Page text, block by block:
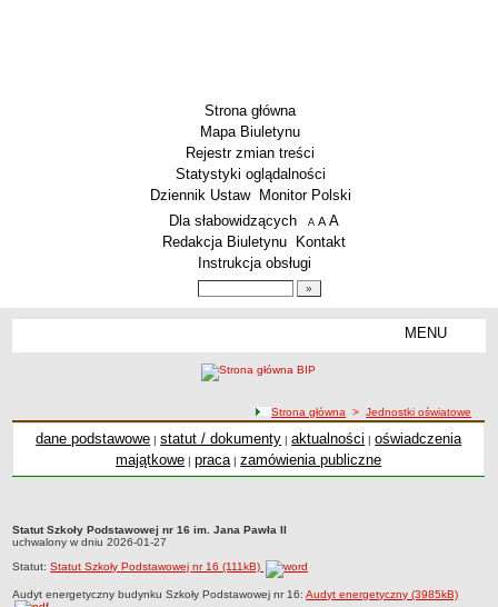
Strona główna
Mapa Biuletynu
Rejestr zmian treści
Statystyki oglądalności
Dziennik Ustaw
Monitor Polski
Menu dodatkowe
Dla słabowidzących A pomniejsz czcionkę
A standardowy rozmiar czcionki
A
Redakcja Biuletynu
Kontakt
Instrukcja obsługi
MENU
PONOWNE WYKORZYSTYWANIE
Przedszkola
Szkoły Podstawowe
Zarządzenia 2013
Zarządzenia 2014
Zarządzenia 2015
ścieżka nawigacji
Strona główna >Jednostki oświatowe
dane podstawowe |statut / dokumenty |aktualności |oświadczenia
majątkowe |praca |zamówienia publiczne
Statut Szkoły Podstawowej nr 16 im. Jana Pawła II uchwalony w dniu 2026-01-
{audyt}Raport o stanie zapewniania dostępności: {Raport}
Statut Szkoły Podstawowej nr 16 im. Jana Pawła II
uchwalony w dniu 2026-01-27
Statut:Statut Szkoły Podstawowej nr 16 (111kB)
Audyt energetyczny budynku Szkoły Podstawowej nr 16:Audyt energetyczny (3985kB)